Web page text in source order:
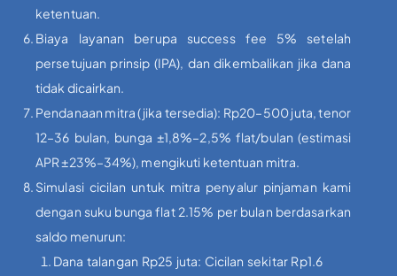
ketentuan.
Biaya layanan berupa success fee 5% setelah
persetujuan prinsip (IPA), dan dikembalikan jika dana
tidak dicairkan.
Pendanaan mitra (jika tersedia): Rp20–500 juta, tenor
12–36 bulan, bunga ±1,8%–2,5% flat/bulan (estimasi
APR ±23%–34%), mengikuti ketentuan mitra.
Simulasi cicilan untuk mitra penyalur pinjaman kami
dengan suku bunga flat 2.15% per bulan berdasarkan
saldo menurun:
Dana talangan Rp25 juta: Cicilan sekitar Rp1.6